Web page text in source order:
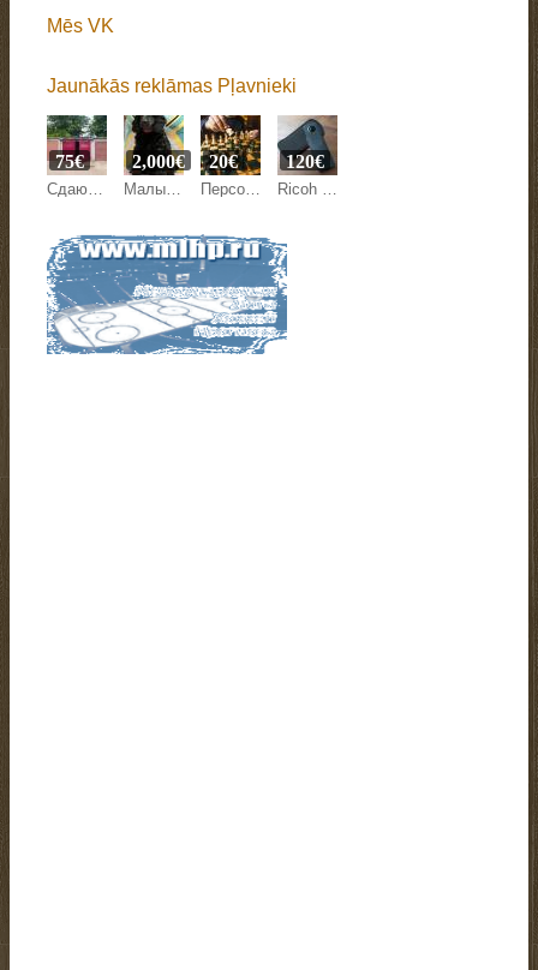
Mēs VK
Jaunākās reklāmas Pļavnieki
Сдаю гараж в Плявниеках
75€
Малый пудель
2,000€
Персональные уроки шахмат
20€
Ricoh Theta S
120€